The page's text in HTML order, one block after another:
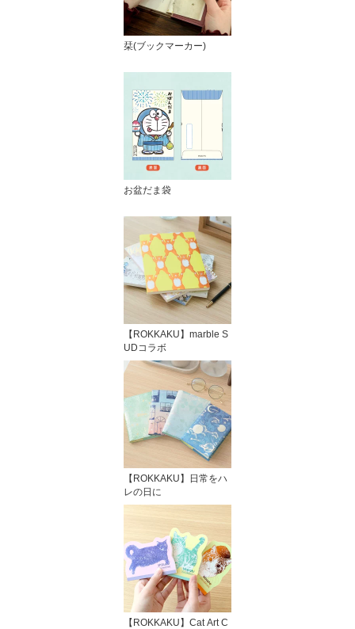
栞(ブックマーカー)
お盆だま袋
【ROKKAKU】marble S
UDコラボ
【ROKKAKU】日常をハ
レの日に
【ROKKAKU】Cat Art C